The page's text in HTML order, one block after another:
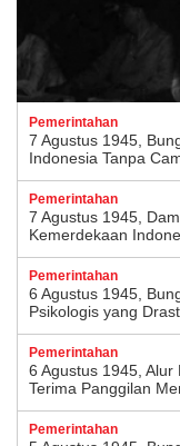
Pemerintahan
7 Agustus 1945,
Indonesia Tanpa
Pemerintahan
7 Agustus 1945,
Kemerdekaan
Pemerintahan
6 Agustus 1945,
Psikologis yang
Pemerintahan
6 Agustus 1945,
Terima Panggilan
Pemerintahan